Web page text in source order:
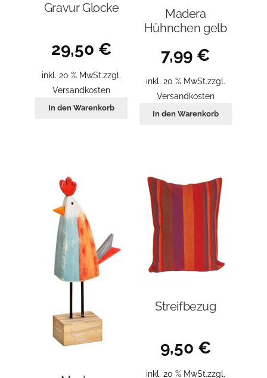
Gravur Glocke
29,50 €
inkl. 20 % MwSt.zzgl.
Versandkosten
In den Warenkorb
Madera
Hühnchen gelb
7,99 €
inkl. 20 % MwSt.zzgl.
Versandkosten
In den Warenkorb
Streifbezug
9,50 €
inkl. 20 % MwSt.zzgl.